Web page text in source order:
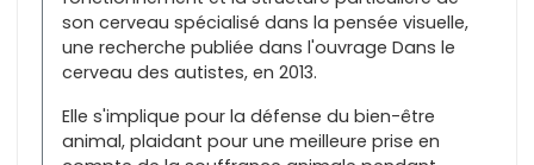
son cerveau spécialisé dans la pensée visuelle,
une recherche publiée dans l'ouvrage Dans le
cerveau des autistes, en 2013.
Elle s'implique pour la défense du bien-être
animal, plaidant pour une meilleure prise en